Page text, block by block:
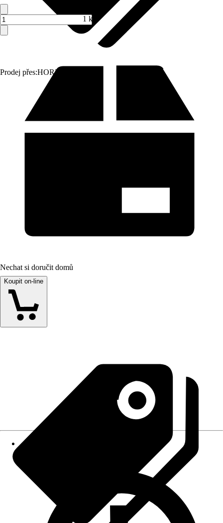
Prodej přes:HORNBACH
1 ks
Nechat si doručit domů
Koupit on-line